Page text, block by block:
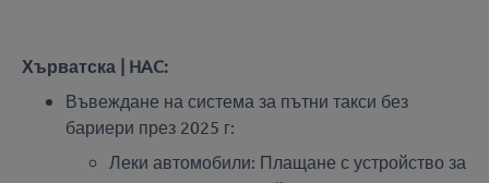
Хърватска | HAC:
Въвеждане на система за пътни такси без
бариери през 2025 г:
Леки автомобили: Плащане с устройство за